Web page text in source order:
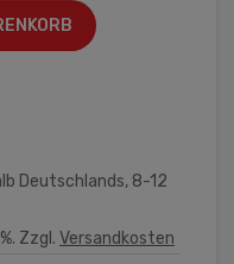
Deutschlands, 8-12
Zzgl. Versandkosten